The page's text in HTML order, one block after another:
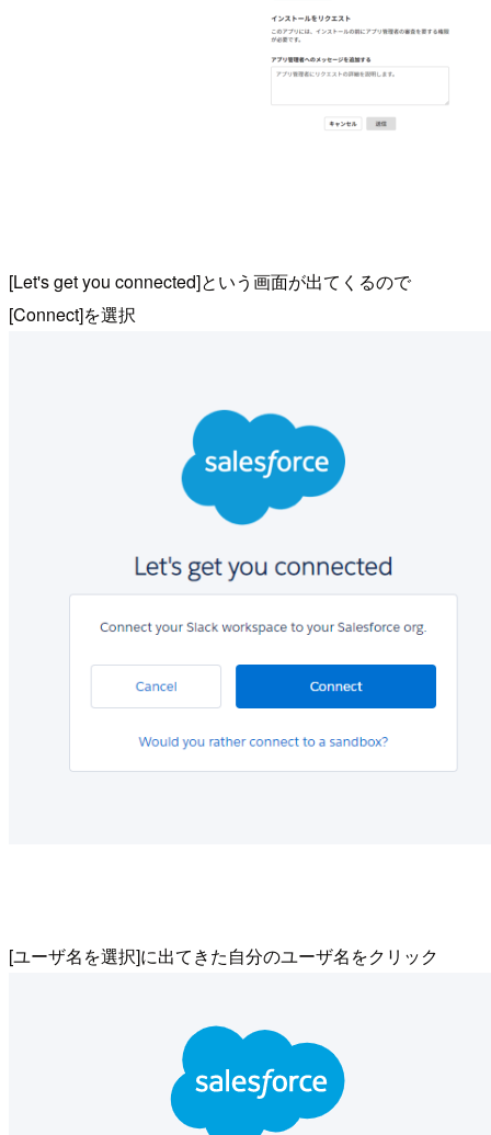
[Let's get you connected]という画面が出てくるので
[Connect]を選択
[ユーザ名を選択]に出てきた自分のユーザ名をクリック